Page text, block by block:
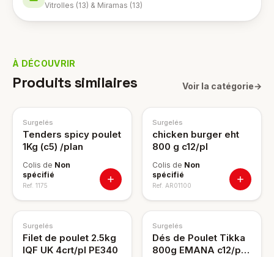
Vitrolles (13) & Miramas (13)
À DÉCOUVRIR
Produits similaires Voir la catégorie→
Surgelés
Tenders spicy poulet
1Kg (c5) /plan
Colis de Non
spécifié
Ref. 1175
Surgelés
chicken burger eht
800 g c12/pl
Colis de Non
spécifié
Ref. AR01100
Surgelés
Filet de poulet 2.5kg
IQF UK 4crt/pl PE340
Surgelés
Dés de Poulet Tikka
800g EMANA c12/pl